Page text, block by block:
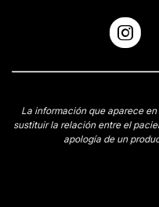
La información que aparece
sustituir la relación entre el
apología de un